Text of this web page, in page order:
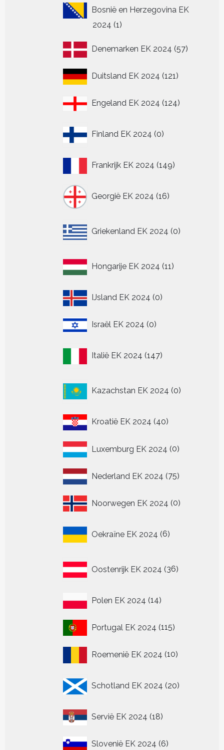
Bosnië en Herzegovina EK
2024 11
Denemarken EK 2024 5757
Duitsland EK 2024 121121
Engeland EK 2024 124124
Finland EK 2024 0
producten
Frankrijk EK 2024 149149
Georgië EK 2024 16
producten
Griekenland EK 2024 0
producten
Hongarije EK 2024 11
producten
IJsland EK 2024 00
Israël EK 2024 00
Italië EK 2024 147
producten
Kazachstan EK 2024 0
producten
Kroatië EK 2024 4040
Luxemburg EK 2024 00
Nederland EK 2024 7575
Noorwegen EK 2024 00
Oekraïne EK 2024 6
producten
Oostenrijk EK 2024 36
producten
Polen EK 2024 1414
Portugal EK 2024 115115
Roemenië EK 2024 1010
Schotland EK 2024 20
producten
Servië EK 2024 1818
Slovenië EK 2024 66